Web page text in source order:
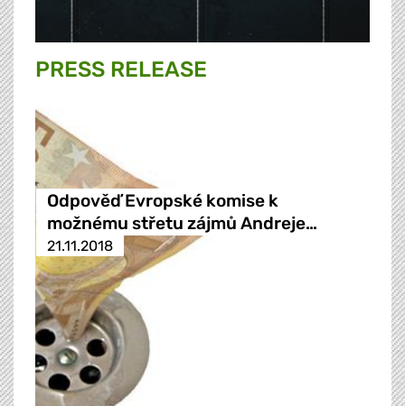
PRESS RELEASE
Odpověď Evropské komise k
možnému střetu zájmů Andreje…
21.11.2018